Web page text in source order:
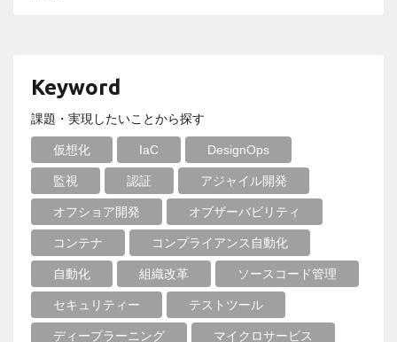
Keyword
課題・実現したいことから探す
仮想化 IaC DesignOps
監視 認証 アジャイル開発
オフショア開発 オブザーバビリティ
コンテナ コンプライアンス自動化
自動化 組織改革 ソースコード管理
セキュリティー テストツール
ディープラーニング マイクロサービス